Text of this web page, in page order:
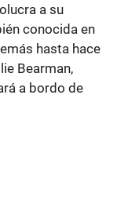
a su
conocida en
hasta hace
Bearman,
a bordo de